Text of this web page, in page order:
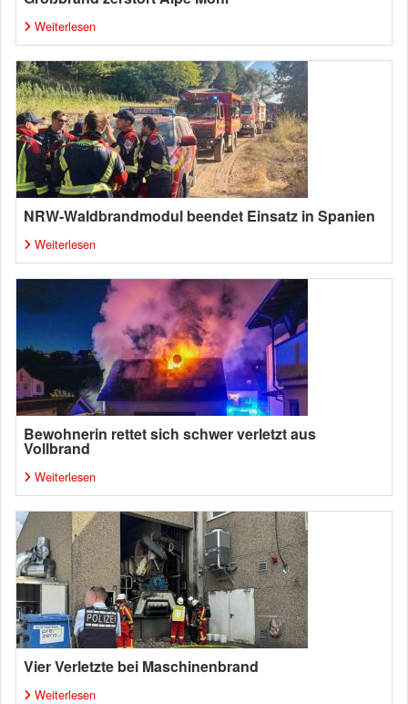
Weiterlesen
NRW-Waldbrandmodul beendet Einsatz in Spanien
Weiterlesen
Bewohnerin rettet sich schwer verletzt aus
Vollbrand
Weiterlesen
Vier Verletzte bei Maschinenbrand
Weiterlesen